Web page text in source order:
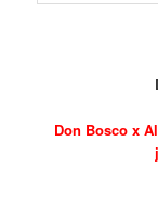
Don Bosco x